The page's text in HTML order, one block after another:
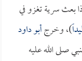
بعث سرية تغزو في
)، وخرجأبو داود
صلى الله عليه